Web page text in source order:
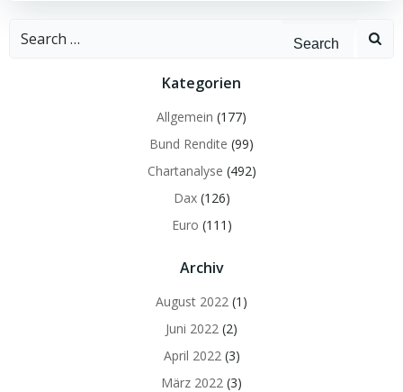
Search
Kategorien
Allgemein (177)
Bund Rendite (99)
Chartanalyse (492)
Dax(126)
Euro (111)
Archiv
August 2022 (1)
Juni 2022 (2)
April 2022 (3)
März 2022 (3)